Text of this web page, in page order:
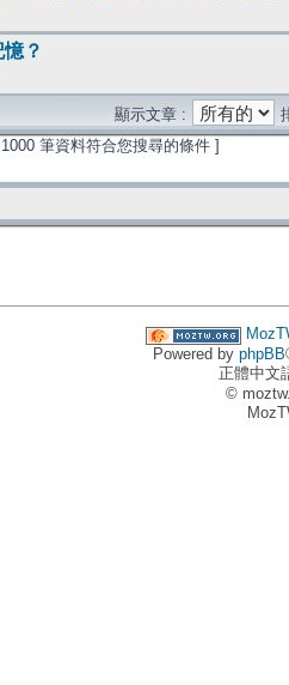
？
顯示文章 :
筆資料符合您搜尋的條件 ]
Powered by phpBB
正體中文
©